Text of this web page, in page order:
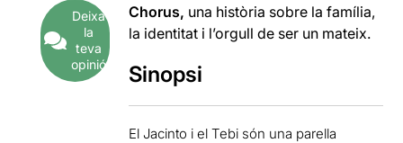
Deixa
la
teva
opinió
Chorus, una història sobre la família,
la identitat i l’orgull de ser un mateix.
Sinopsi
El Jacinto i el Tebi són una parella